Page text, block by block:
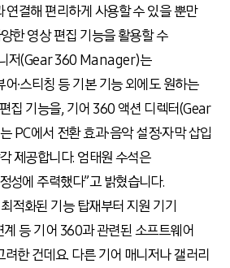
결해 편리하게 사용할 수 있을 뿐만
한 영상 편집 기능을 활용할 수
저(Gear 360 Manager)는
∙스티칭 등 기본 기능 외에도 원하는
집 기능을, 기어 360 액션 디렉터(Gear
에서 전환 효과∙음악 설정∙자막 삽입
제공합니다. 엄태원 수석은
성에 주력했다”고 밝혔습니다.
적화된 기능 탑재부터 지원 기기
등 기어 360과 관련된 소프트웨어
한 건데요. 다른 기어 매니저나 갤러리